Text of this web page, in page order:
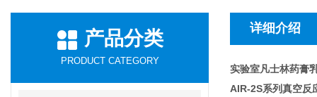
产品分类
PRODUCT CATEGORY
详细介绍
实验室凡士林药膏
AIR-2S系列真空反